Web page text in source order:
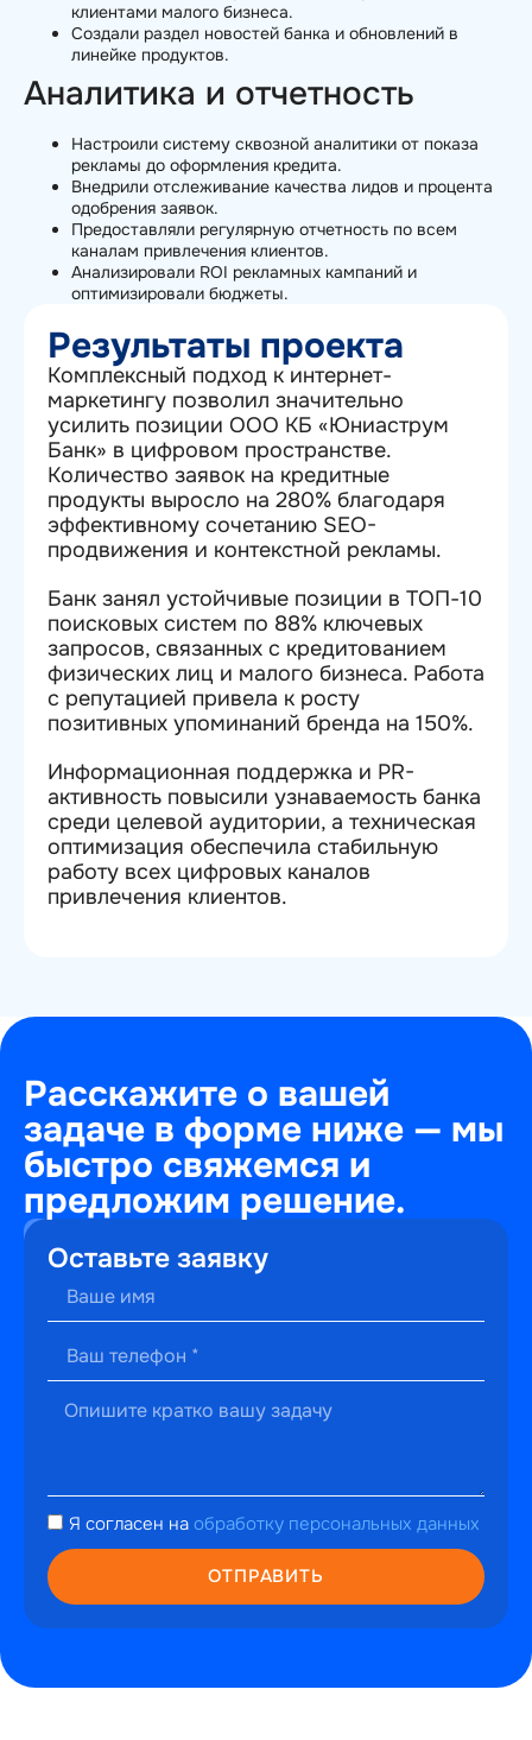
клиентами малого бизнеса.
Создали раздел новостей банка и обновлений в
линейке продуктов.
Аналитика и отчетность
Настроили систему сквозной аналитики от показа
рекламы до оформления кредита.
Внедрили отслеживание качества лидов и процента
одобрения заявок.
Предоставляли регулярную отчетность по всем
каналам привлечения клиентов.
Анализировали ROI рекламных кампаний и
оптимизировали бюджеты.
Результаты проекта
Комплексный подход к интернет-
маркетингу позволил значительно
усилить позиции ООО КБ «Юниаструм
Банк» в цифровом пространстве.
Количество заявок на кредитные
продукты выросло на 280% благодаря
эффективному сочетанию SEO-
продвижения и контекстной рекламы.
Банк занял устойчивые позиции в ТОП-10
поисковых систем по 88% ключевых
запросов, связанных с кредитованием
физических лиц и малого бизнеса. Работа
с репутацией привела к росту
позитивных упоминаний бренда на 150%.
Информационная поддержка и PR-
активность повысили узнаваемость банка
среди целевой аудитории, а техническая
оптимизация обеспечила стабильную
работу всех цифровых каналов
привлечения клиентов.
Расскажите о вашей
задаче в форме ниже — мы
быстро свяжемся и
предложим решение.
(495)
241-
22-
59
г. Москва,
ул.
hello@perfectweb.ru
WhatsApp
Telegram
Оставьте заявку
Я согласен на обработку персональных данных
ОТПРАВИТЬ